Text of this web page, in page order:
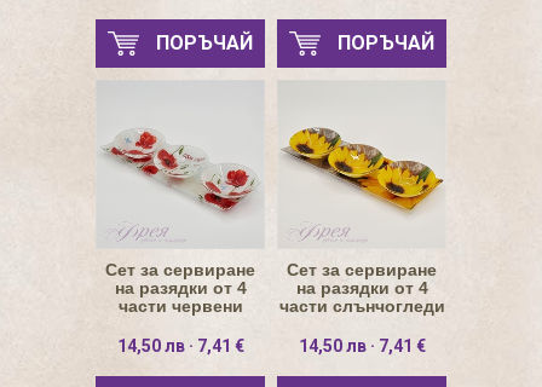
ПОРЪЧАЙ ПОРЪЧАЙ
Сет за сервиране
на разядки от 4
части червени
14,50 лв · 7,41 €
Сет за сервиране
на разядки от 4
части слънчогледи
14,50 лв · 7,41 €